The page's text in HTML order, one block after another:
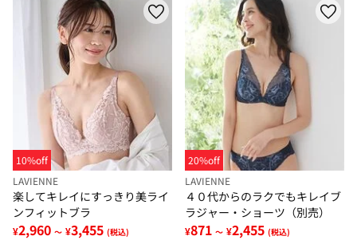
10%off
LAVIENNE
楽してキレイにすっきり美ライ
ンフィットブラ
¥2,960 ～ ¥3,455 (税込)
20%off
LAVIENNE
４０代からのラクでもキレイブ
ラジャー・ショーツ（別売）
¥871 ～ ¥2,455 (税込)